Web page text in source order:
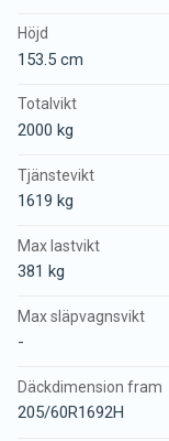
Höjd
153.5 cm
Totalvikt
2000 kg
Tjänstevikt
1619 kg
Max lastvikt
381 kg
Max släpvagnsvikt
-
Däckdimension fram
205/60R1692H